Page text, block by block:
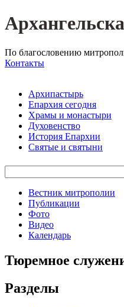
По благословению
Контакты
Архипастырь
Епархия сегодня
Храмы и монастыри
Духовенство
История Епархии
Святые и святыни
Вестник митрополии
Публикации
Фото
Видео
Календарь
Тюремное
Разделы